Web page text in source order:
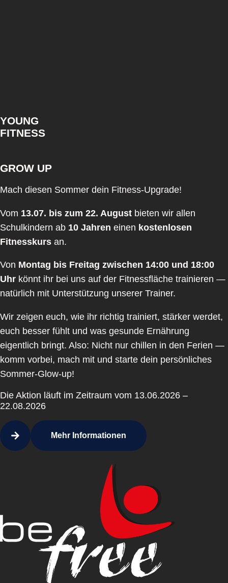
YOUNG
FITNESS
GROW UP
Mach diesen Sommer dein Fitness-Upgrade!
Vom 13.07. bis zum 22. August bieten wir allen
Schulkindern ab 10 Jahren einen kostenlosen
Fitnesskurs an.
Von Montag bis Freitag zwischen 14:00 und 18:00
Uhr könnt ihr bei uns auf der Fitnessfläche trainieren —
natürlich mit Unterstützung unserer Trainer.
Wir zeigen euch, wie ihr richtig trainiert, stärker werdet,
euch besser fühlt und was gesunde Ernährung
eigentlich bringt. Also: Nicht nur chillen in den Ferien —
komm vorbei, mach mit und starte dein persönliches
Sommer-Glow-up!
Die Aktion läuft im Zeitraum vom 13.06.2026 –
22.08.2026
Mehr Informationen